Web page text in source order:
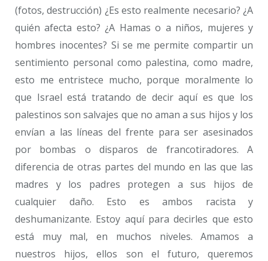
(fotos, destrucción) ¿Es esto realmente necesario? ¿A
quién afecta esto? ¿A Hamas o a niños, mujeres y
hombres inocentes? Si se me permite compartir un
sentimiento personal como palestina, como madre,
esto me entristece mucho, porque moralmente lo
que Israel está tratando de decir aquí es que los
palestinos son salvajes que no aman a sus hijos y los
envían a las líneas del frente para ser asesinados
por bombas o disparos de francotiradores. A
diferencia de otras partes del mundo en las que las
madres y los padres protegen a sus hijos de
cualquier daño. Esto es ambos racista y
deshumanizante. Estoy aquí para decirles que esto
está muy mal, en muchos niveles. Amamos a
nuestros hijos, ellos son el futuro, queremos